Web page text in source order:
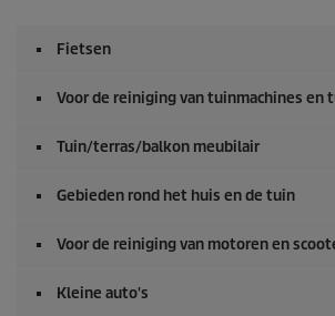
Fietsen
Voor de reiniging van tuinmachines en
Tuin/terras/balkon meubilair
Gebieden rond het huis en de tuin
Voor de reiniging van motoren en
Kleine auto's